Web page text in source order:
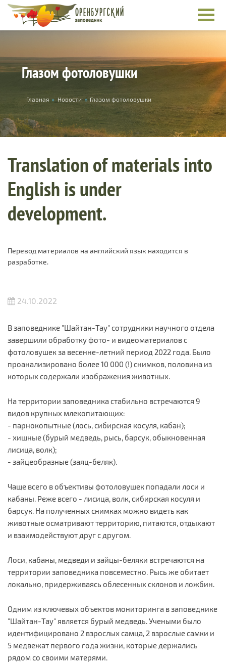
Skip to main content
Глазом фотоловушки
You are here
Главная » Новости » Глазом фотоловушки
Translation of materials into
English is under
development.
Перевод материалов на английский язык находится в
разработке.
24.10.2022
В заповеднике "Шайтан-Тау" сотрудники научного отдела
завершили обработку фото- и видеоматериалов с
фотоловушек за весенне-летний период 2022 года. Было
проанализировано более 10 000 (!) снимков, половина из
которых содержали изображения животных.
На территории заповедника стабильно встречаются 9
видов крупных млекопитающих:
- парнокопытные (лось, сибирская косуля, кабан);
- хищные (бурый медведь, рысь, барсук, обыкновенная
лисица, волк);
- зайцеобразные (заяц-беляк).
Чаще всего в объективы фотоловушек попадали лоси и
кабаны. Реже всего - лисица, волк, сибирская косуля и
барсук. На полученных снимках можно видеть как
животные осматривают территорию, питаются, отдыхают
и взаимодействуют друг с другом.
Лоси, кабаны, медведи и зайцы-беляки встречаются на
территории заповедника повсеместно. Рысь же обитает
локально, придерживаясь облесенных склонов и ложбин.
Одним из ключевых объектов мониторинга в заповеднике
"Шайтан-Тау" является бурый медведь. Учеными было
идентифицировано 2 взрослых самца, 2 взрослые самки и
5 медвежат первого года жизни, которые держались
рядом со своими матерями.